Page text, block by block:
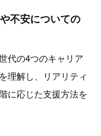
不安についての
代の4つのキャリア
理解し、リアリティ
に応じた支援方法を